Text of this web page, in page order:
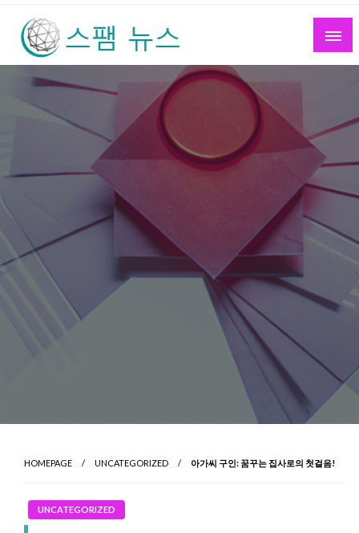
Skip
content
스팸 뉴스
HOMEPAGE UNCATEGORIZED 아가씨 구인: 꿈꾸는 집사로의 첫걸음!
UNCATEGORIZED